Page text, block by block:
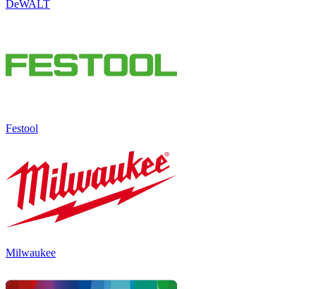
DeWALT
Festool
Milwaukee